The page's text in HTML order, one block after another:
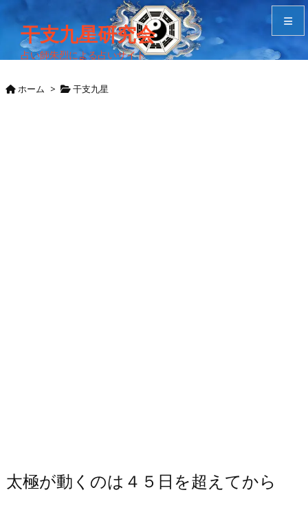
干支九星研究会
占い師朱烈による占いサイト
ホーム > 干支九星
太極が動くのは４５日を超えてから